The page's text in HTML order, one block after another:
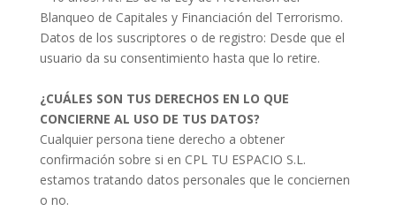
Blanqueo de Capitales y Financiación del Terrorismo.
Datos de los suscriptores o de registro: Desde que el
usuario da su consentimiento hasta que lo retire.
¿CUÁLES SON TUS DERECHOS EN LO QUE
CONCIERNE AL USO DE TUS DATOS?
Cualquier persona tiene derecho a obtener
confirmación sobre si en CPL TU ESPACIO S.L.
estamos tratando datos personales que le conciernen
o no.